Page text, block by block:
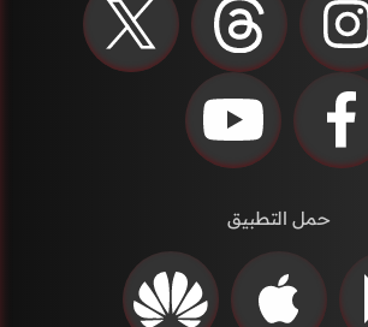
حمل التطبيق